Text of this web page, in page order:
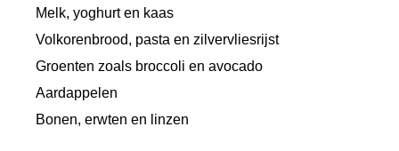
Melk, yoghurt en kaas
Volkorenbrood, pasta en zilvervliesrijst
Groenten zoals broccoli en avocado
Aardappelen
Bonen, erwten en linzen